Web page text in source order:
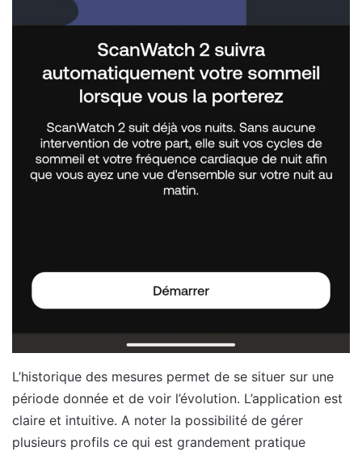
L’historique des mesures permet de se situer sur une
période donnée et de voir l’évolution. L’application est
claire et intuitive. A noter la possibilité de gérer
plusieurs profils ce qui est grandement pratique